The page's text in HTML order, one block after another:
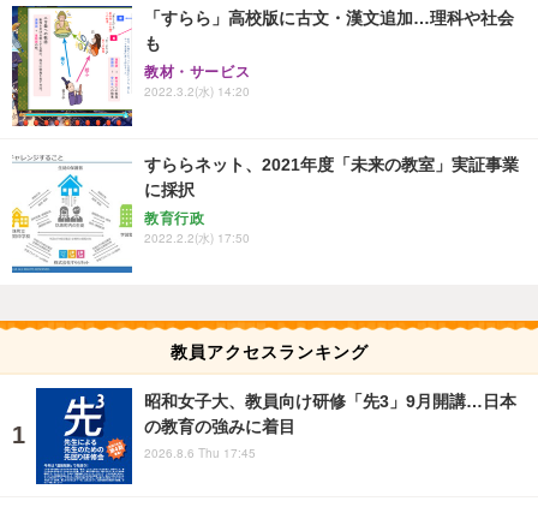
「すらら」高校版に古文・漢文追加…理科や社会
も
教材・サービス
2022.3.2(水) 14:20
すららネット、2021年度「未来の教室」実証事業
に採択
教育行政
2022.2.2(水) 17:50
教員アクセスランキング
昭和女子大、教員向け研修「先3」9月開講…日本
の教育の強みに着目
2026.8.6 Thu 17:45